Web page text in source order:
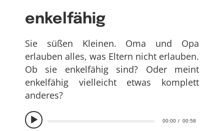
enkelfähig
00:00 00:58
Sie süßen Kleinen. Oma und Opa
erlauben alles, was Eltern nicht erlauben.
Ob sie enkelfähig sind? Oder meint
enkelfähig vielleicht etwas komplett
anderes?